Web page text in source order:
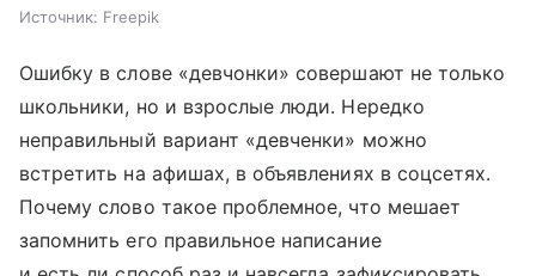
Источник: Freepik
Ошибку в слове «девчонки» совершают не только
школьники, но и взрослые люди. Нередко
неправильный вариант «девченки» можно
встретить на афишах, в объявлениях в соцсетях.
Почему слово такое проблемное, что мешает
запомнить его правильное написание